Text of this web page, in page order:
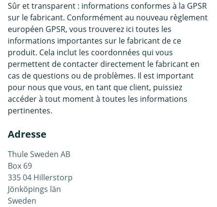
Sûr et transparent : informations conformes à la GPSR
sur le fabricant. Conformément au nouveau règlement
européen GPSR, vous trouverez ici toutes les
informations importantes sur le fabricant de ce
produit. Cela inclut les coordonnées qui vous
permettent de contacter directement le fabricant en
cas de questions ou de problèmes. Il est important
pour nous que vous, en tant que client, puissiez
accéder à tout moment à toutes les informations
pertinentes.
Adresse
Thule Sweden AB
Box 69
335 04 Hillerstorp
Jönköpings län
Sweden